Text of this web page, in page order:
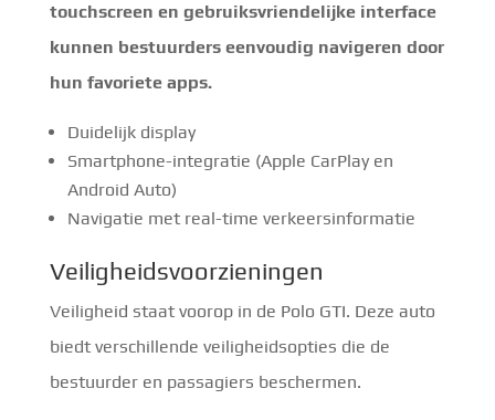
touchscreen en gebruiksvriendelijke interface
kunnen bestuurders eenvoudig navigeren door
hun favoriete apps.
Duidelijk display
Smartphone-integratie (Apple CarPlay en
Android Auto)
Navigatie met real-time verkeersinformatie
Veiligheidsvoorzieningen
Veiligheid staat voorop in de Polo GTI. Deze auto
biedt verschillende veiligheidsopties die de
bestuurder en passagiers beschermen.